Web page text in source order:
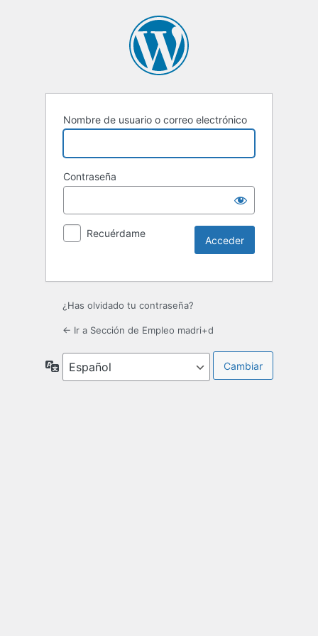
Nombre de usuario o correo electrónico
Contraseña
Recuérdame
¿Has olvidado tu contraseña?
← Ir a Sección de Empleo madri+d
Idioma